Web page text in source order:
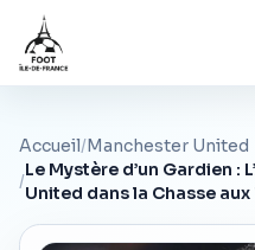
Accueil/Manchester United
/
Le Mystère d’un Gardien :
United dans la Chasse